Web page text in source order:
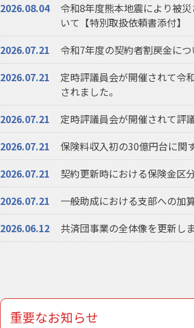
2026.08.04
令和8年度熊本地震により被
いて【特別取扱依頼書添付】
2026.07.21
令和7年度の契約者割戻金につ
2026.07.21
定時評議員会が開催されて令
されました。
2026.07.21
定時評議員会が開催されて評
2026.07.21
保険料収入初の30億円台に関
2026.07.21
契約更新時における保険金区
2026.07.21
一般助成における支部への加
2026.06.12
共済団事業の全体像を更新しま
重要なお知らせ